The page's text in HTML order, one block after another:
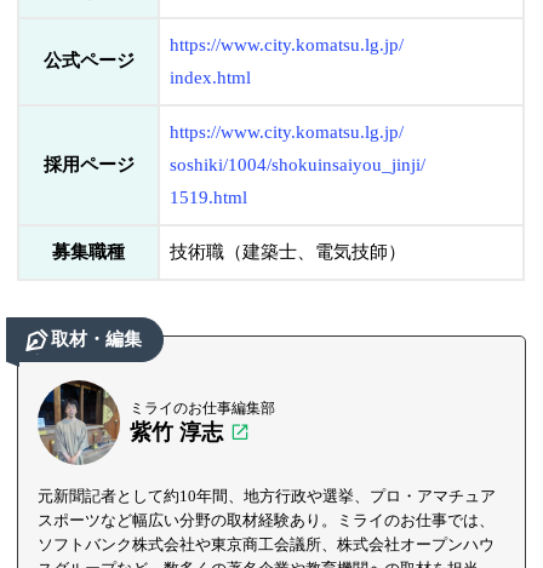
公式ページ
https://www.city.komatsu.lg.jp/
index.html
採用ページ
https://www.city.komatsu.lg.jp/
soshiki/1004/shokuinsaiyou_jinji/
1519.html
募集職種 技術職（建築士、電気技師）
取材・編集
ミライのお仕事編集部
紫竹 淳志
元新聞記者として約10年間、地方行政や選挙、プロ・アマチュア
スポーツなど幅広い分野の取材経験あり。ミライのお仕事では、
ソフトバンク株式会社や東京商工会議所、株式会社オープンハウ